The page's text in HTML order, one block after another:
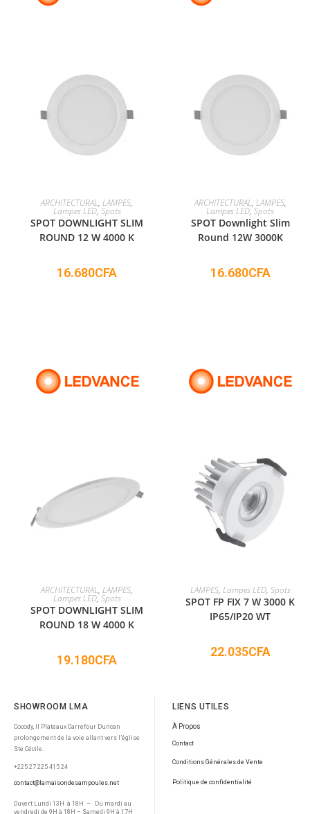
ADD TO CART
ARCHITECTURAL,LAMPES,
Lampes LED,Spots
SPOT DOWNLIGHT SLIM
ROUND 12 W 4000 K
16.680CFA
ADD TO CART
ARCHITECTURAL, LAMPES,
Lampes LED,Spots
SPOT Downlight Slim
Round 12W 3000K
16.680CFA
ADD TO CART
ARCHITECTURAL,LAMPES,
Lampes LED, Spots
SPOT DOWNLIGHT SLIM
ROUND 18 W 4000 K
19.180CFA
ADD TO CART
LAMPES, Lampes LED, Spots
SPOT FP FIX 7 W 3000 K
IP65/IP20 WT
22.035CFA
SHOWROOM LMA
Cocody, II Plateaux Carrefour Duncan
prolongement de la voie allant vers l’église
Ste Cécile.
+225 27 225 415 24
contact@lamaisondesampoules.net
Ouvert Lundi 13H à 18H – Du mardi au
vendredi de 9H à 18H – Samedi 9H à 17H
LIENS UTILES
À Propos
Contact
Conditions Générales de Vente
Politique de confidentialité